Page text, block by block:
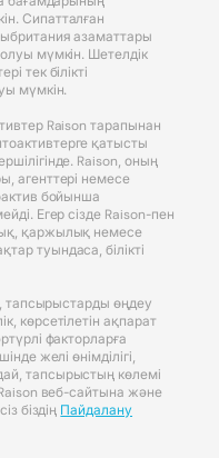
Сипатталған
азаматтары
мүмкін. Шетелдік
тек білікті
мүмкін.
Raison тарапынан
қатысты
Raison, оның
агенттері немесе
бойынша
Егер сізде Raison-пен
қаржылық немесе
туындаса, білікті
тапсырыстарды өңдеу
көрсетілетін ақпарат
факторларға
желі өнімділігі,
тапсырыстың көлемі
веб-сайтына және
біздің Пайдалану